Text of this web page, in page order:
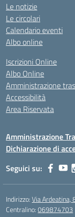
Le notizie
Le circolari
Calendario eventi
Albo online
Iscrizioni Online
Albo Online
Amministrazione
Accessibilità
Area Riservata
Amministrazione
Dichiarazione di
Seguici su:
Indirizzo:Via Ardeatina,
Centralino:069874703